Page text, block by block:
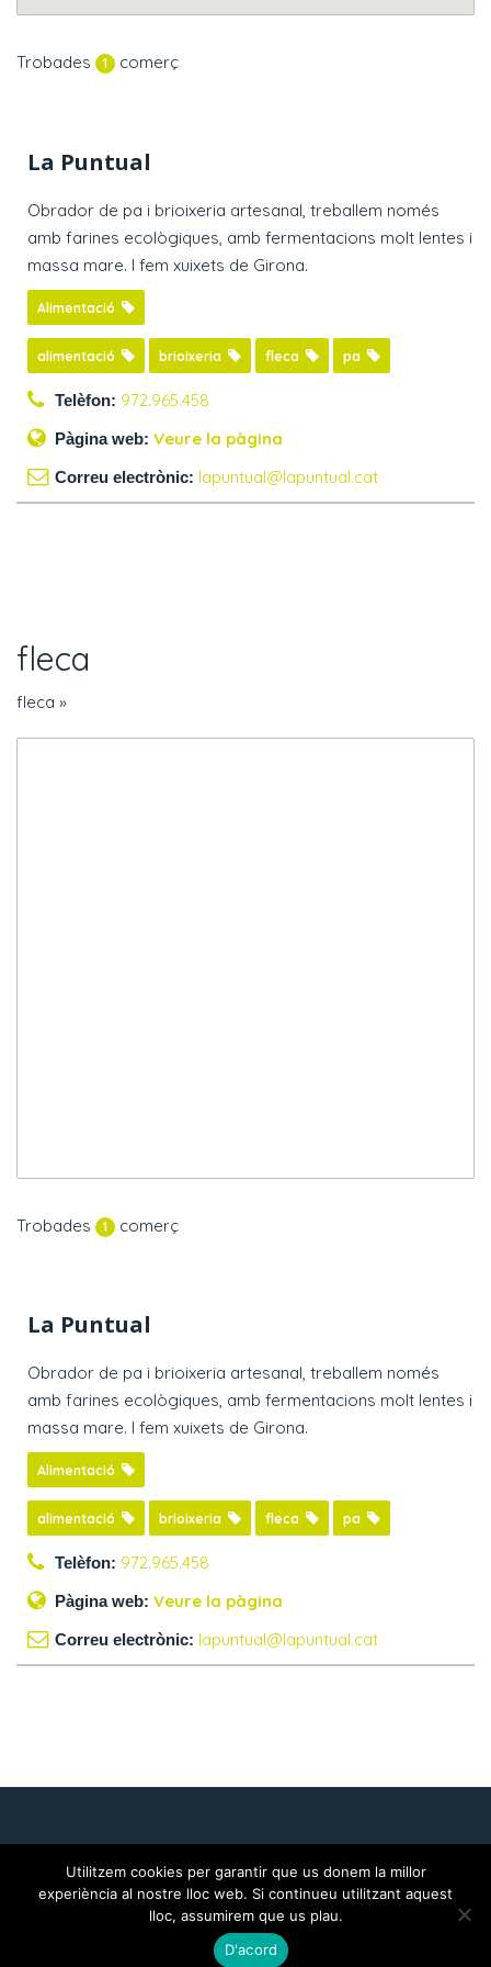
Trobades 1 comerç
La Puntual
Obrador de pa i brioixeria artesanal, treballem només
amb farines ecològiques, amb fermentacions molt lentes i
massa mare. I fem xuixets de Girona.
Alimentació
alimentació brioixeria fleca pa
Telèfon: 972.965.458
Pàgina web: Veure la pàgina
Correu electrònic: lapuntual@lapuntual.cat
fleca
fleca »
Trobades 1 comerç
La Puntual
Obrador de pa i brioixeria artesanal, treballem només
amb farines ecològiques, amb fermentacions molt lentes i
massa mare. I fem xuixets de Girona.
Alimentació
alimentació brioixeria fleca pa
Telèfon: 972.965.458
Pàgina web: Veure la pàgina
Correu electrònic: lapuntual@lapuntual.cat
POLÍTICA DE GALETES
POLÍTICA DE PRIVACITAT
Amb la col·laboració de
Utilitzem cookies per garantir que us donem la millor
experiència al nostre lloc web. Si continueu utilitzant aquest
lloc, assumirem que us plau.
D'acord